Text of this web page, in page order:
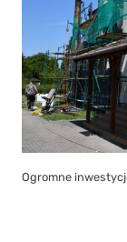
Ogromne